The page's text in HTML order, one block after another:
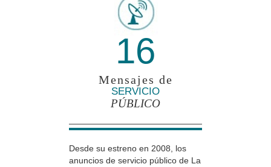
16
Mensajes de
SERVICIO
PÚBLICO
Desde su estreno en 2008, los
anuncios de servicio público de La